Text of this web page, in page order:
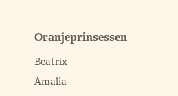
Oranjeprinsessen
Beatrix
Amalia